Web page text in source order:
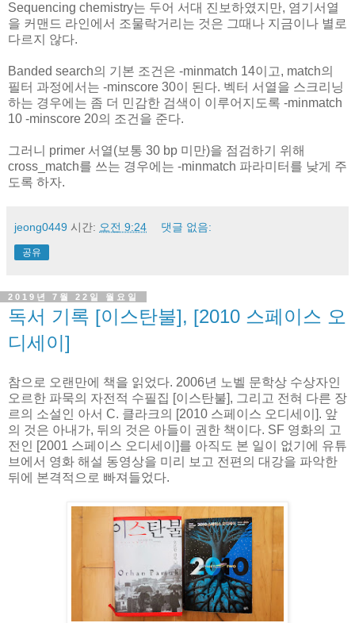
Sequencing chemistry는 두어 서대 진보하였지만, 염기서열
을 커맨드 라인에서 조물락거리는 것은 그때나 지금이나 별로
다르지 않다.
Banded search의 기본 조건은 -minmatch 14이고, match의
필터 과정에서는 -minscore 30이 된다. 벡터 서열을 스크리닝
하는 경우에는 좀 더 민감한 검색이 이루어지도록 -minmatch
10 -minscore 20의 조건을 준다.
그러니 primer 서열(보통 30 bp 미만)을 점검하기 위해
cross_match를 쓰는 경우에는 -minmatch 파라미터를 낮게 주
도록 하자.
jeong0449 시간: 오전 9:24 댓글 없음:
공유
2019년 7월 22일 월요일
독서 기록 [이스탄불], [2010 스페이스 오
디세이]
참으로 오랜만에 책을 읽었다. 2006년 노벨 문학상 수상자인
오르한 파묵의 자전적 수필집 [이스탄불], 그리고 전혀 다른 장
르의 소설인 아서 C. 클라크의 [2010 스페이스 오디세이]. 앞
의 것은 아내가, 뒤의 것은 아들이 권한 책이다. SF 영화의 고
전인 [2001 스페이스 오디세이]를 아직도 본 일이 없기에 유튜
브에서 영화 해설 동영상을 미리 보고 전편의 대강을 파악한
뒤에 본격적으로 빠져들었다.